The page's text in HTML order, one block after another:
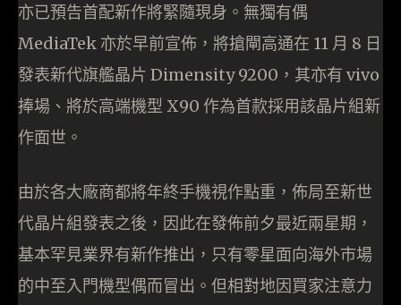
亦已預告首配新作將緊隨現身。無獨有偶
MediaTek 亦於早前宣佈，將搶閘高通在 11 月 8 日
發表新代旗艦晶片 Dimensity 9200，其亦有 vivo
捧場、將於高端機型 X90 作為首款採用該晶片組新
作面世。
由於各大廠商都將年終手機視作點重，佈局至新世
代晶片組發表之後，因此在發佈前夕最近兩星期，
基本罕見業界有新作推出，只有零星面向海外市場
的中至入門機型偶而冒出。但相對地因買家注意力